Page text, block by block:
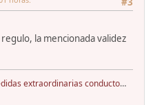
la mencionada validez
Ucrania julio 2022, 2ªInst. - copia.pdf